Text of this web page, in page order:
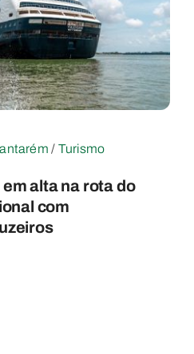
/ Turismo
alta na rota do
com